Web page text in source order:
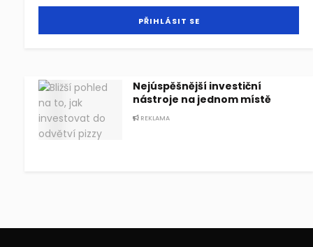
Nejúspěšnější investiční
nástroje na jednom místě
REKLAMA